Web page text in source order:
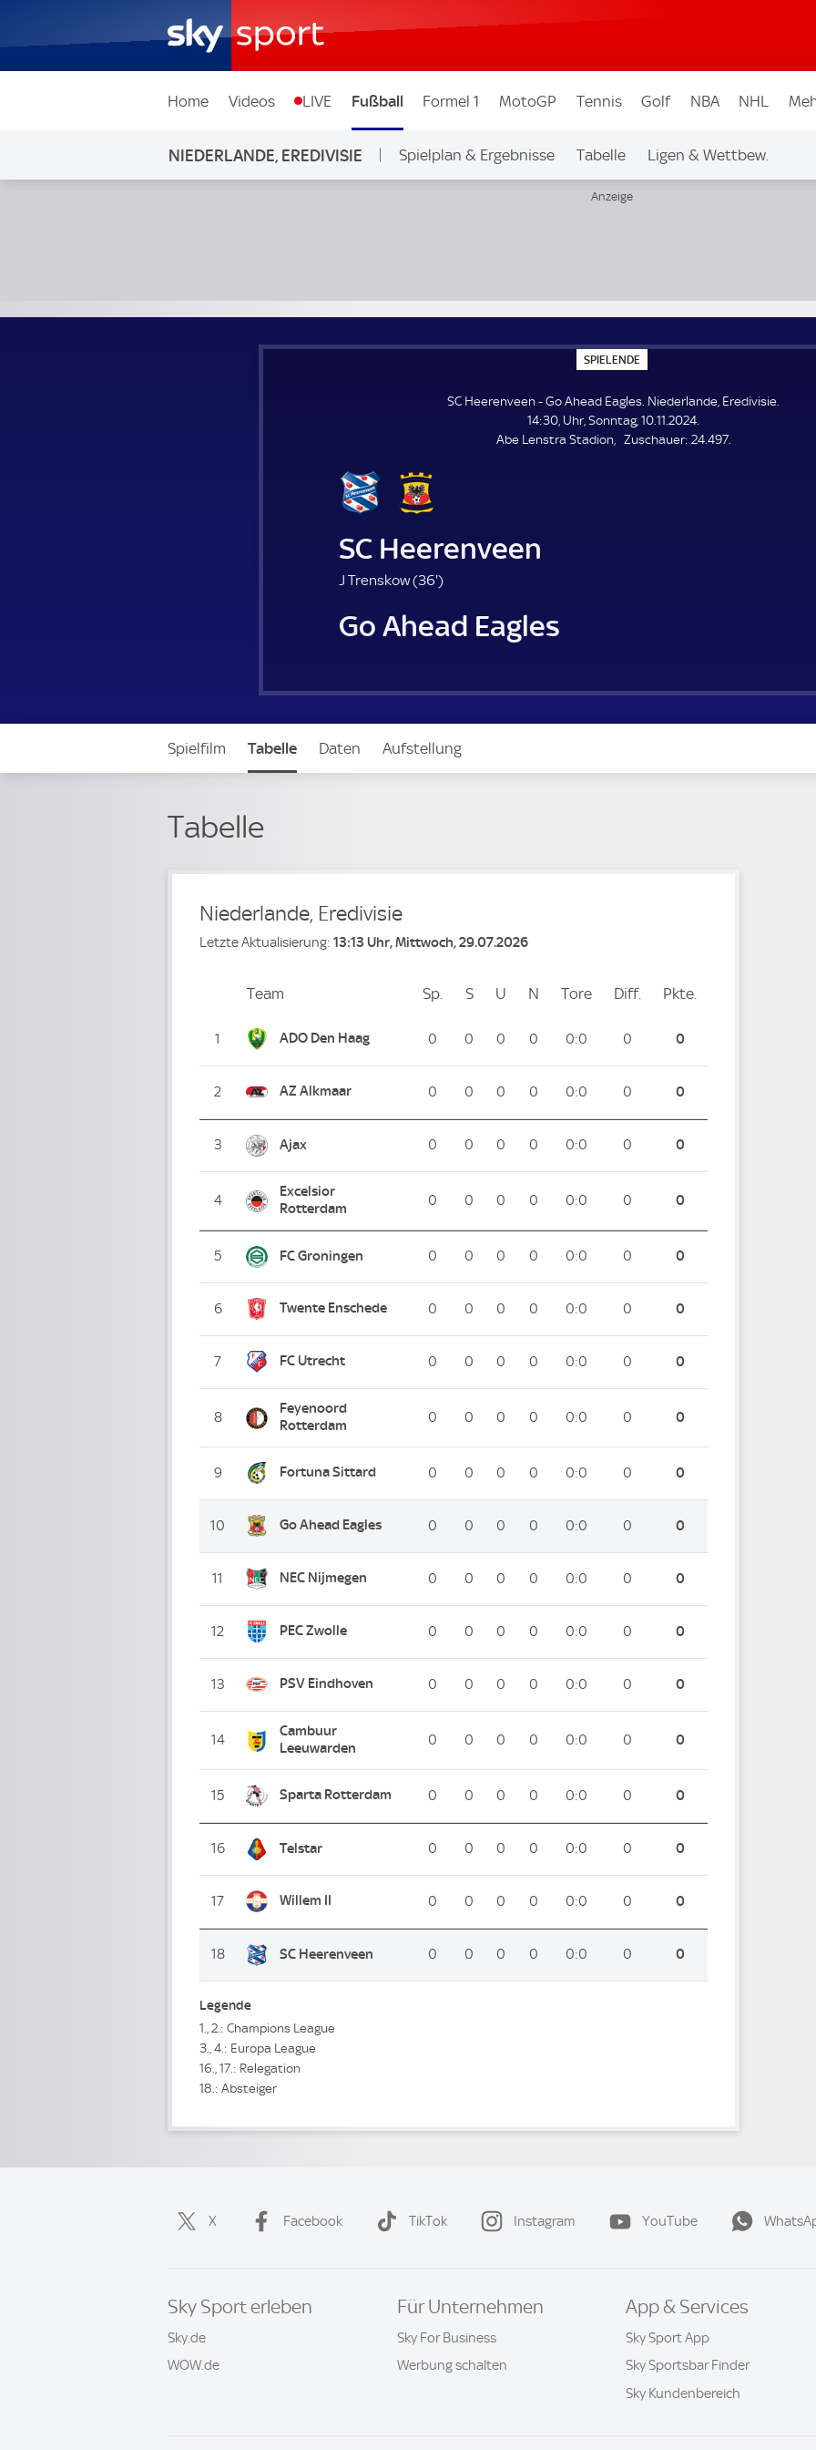
Home Videos LIVE Fußball Formel 1 MotoGP Tennis Golf NBA NHL
NIEDERLANDE, EREDIVISIE Spielplan & Ergebnisse Tabelle Ligen & Wettbew.
SPIELENDE
P
E
L
E
N
SC Heerenveen - Go Ahead Eagles. Niederlande, Eredivisie.
14:30, Uhr, Sonntag, 10.11.2024.
Abe Lenstra Stadion
Zuschauer: Z
24.497.
SC Heerenveen
J Trenskow (36'3
.
m
u
)
Go Ahead Eagles
Spielfilm Tabelle Daten Aufstellung
Tabelle
Niederlande, Eredivisie
Letzte Aktualisierung: 13:13 Uhr, Mittwoch, 29.07.2026
PlatzTeam Sp. Spiele
SSiege
U Unentschieden
N Niederlagen
Tore ToreDiff. Differenz
Pkte.
1 ADO Den Haag 0 0 0 0 0:0 0 0
2 AZ Alkmaar 0 0 0 0 0:0 0 0
3 Ajax 0 0 0 0 0:0 0 0
4
Excelsior
Rotterdam
0 0 0 0 0:0 0 0
5 FC Groningen 0 0 0 0 0:0 0 0
6 Twente Enschede 0 0 0 0 0:0 0 0
7 FC Utrecht 0 0 0 0 0:0 0 0
8
Feyenoord
Rotterdam
0 0 0 0 0:0 0 0
9 Fortuna Sittard 0 0 0 0 0:0 0 0
10 Go Ahead Eagles 0 0 0 0 0:0 0 0
11 NEC Nijmegen 0 0 0 0 0:0 0 0
12 PEC Zwolle 0 0 0 0 0:0 0 0
13 PSV Eindhoven 0 0 0 0 0:0 0 0
14
Cambuur
Leeuwarden
0 0 0 0 0:0 0 0
15 Sparta Rotterdam 0 0 0 0 0:0 0 0
16 Telstar 0 0 0 0 0:0 0 0
17 Willem II 0 0 0 0 0:0 0 0
18 SC Heerenveen 0 0 0 0 0:0 0 0
Legende
1., 2.: Champions League
3., 4.: Europa League
16., 17.: Relegation
18.: Absteiger
X Facebook TikTok Instagram YouTube
Sky Sport erleben
Sky.de
WOW.de
Für Unternehmen
Sky For Business
Werbung schalten
App & Services
Sky Sport App
Sky Sportsbar Finder
Sky Kundenbereich